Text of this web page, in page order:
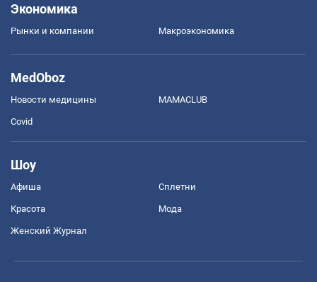
Экономика
Рынки и компании Mакроэкономика
MedOboz
Новости медицины MAMACLUB
Covid
Шоу
Афиша Сплетни
Красота Мода
Женский Журнал